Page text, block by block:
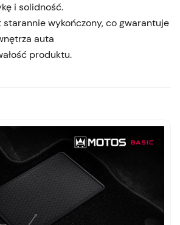
i solidność.
wykończony, co gwarantuje
auta
produktu.